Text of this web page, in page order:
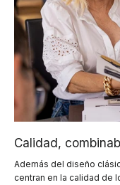
Calidad,
Además del diseño
centran en la calidad de